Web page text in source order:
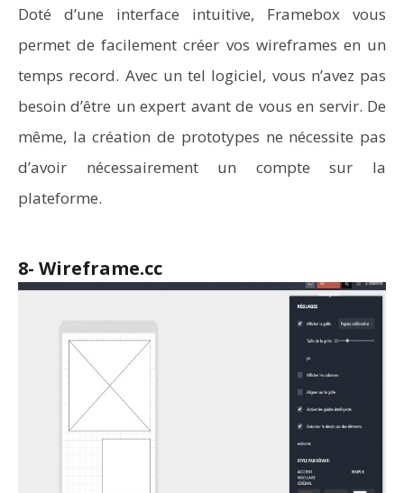
Doté d’une interface intuitive, Framebox vous
permet de facilement créer vos wireframes en un
temps record. Avec un tel logiciel, vous n’avez pas
besoin d’être un expert avant de vous en servir. De
même, la création de prototypes ne nécessite pas
d’avoir nécessairement un compte sur la
plateforme.
8- Wireframe.cc